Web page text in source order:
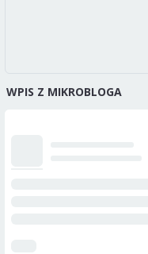
WPIS Z MIKROBLOGA